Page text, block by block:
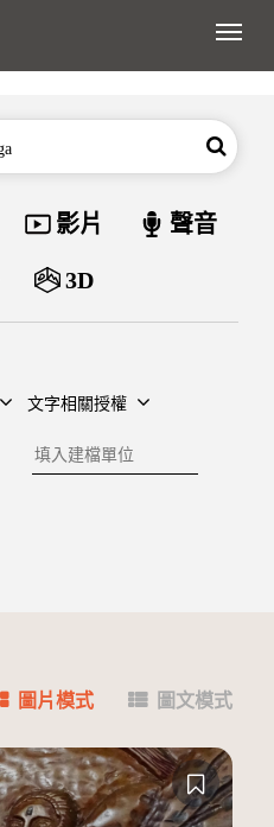
展
搜尋
資料類型
影片 聲音
3D
文字相關授權
建檔單位
圖片模式 圖文模式